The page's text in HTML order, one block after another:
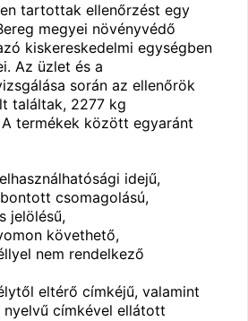
tartottak ellenőrzést egy
megyei növényvédő
kiskereskedelmi egységben
Az üzlet és a
során az ellenőrök
találtak, 2277 kg
termékek között egyaránt
idejű,
csomagolású,
követhető,
nem rendelkező
eltérő címkéjű, valamint
címkével ellátott